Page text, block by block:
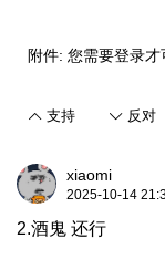
附件: 您需要登录才
支持 反对
xiaomi
2025-10-14
2.酒鬼 还行